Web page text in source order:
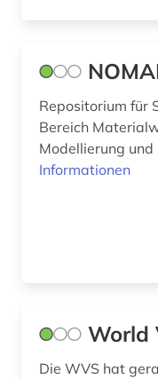
Repositorium für
Bereich
Modellierung und
Informationen
World
Die WVS hat